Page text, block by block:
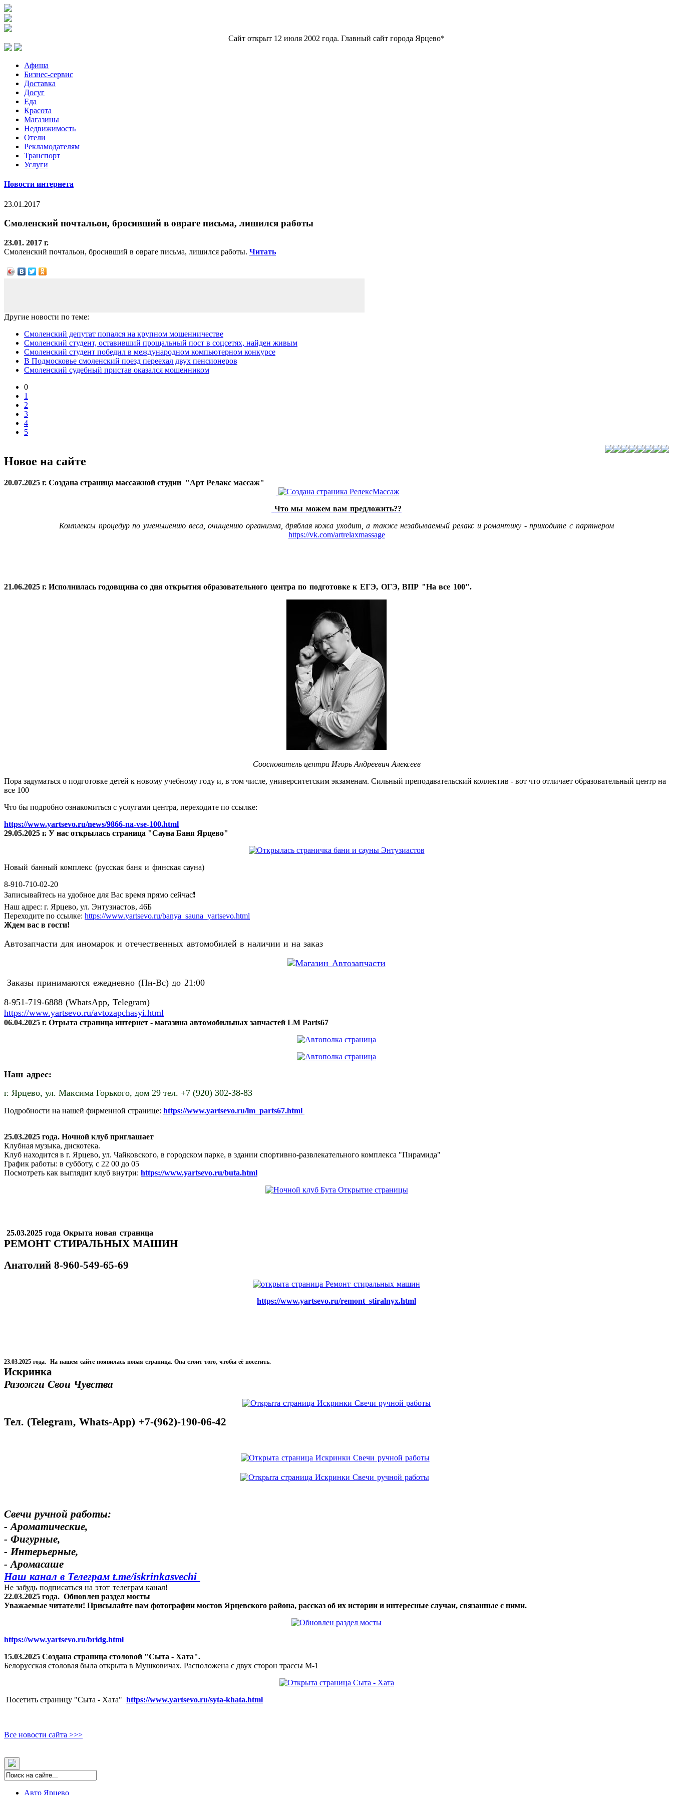
Сайт открыт 12 июля 2002 года. Главный сайт города Ярцево*
Афиша
Бизнес-сервис
Доставка
Досуг
Еда
Красота
Магазины
Недвижимость
Отели
Рекламодателям
Транспорт
Услуги
Новости интернета
23.01.2017
Смоленский почтальон, бросивший в овраге письма, лишился работы
23.01. 2017 г.
Смоленский почтальон, бросивший в овраге письма, лишился работы. Читать
Другие новости по теме:
Смоленский депутат попался на крупном мошенничестве
Смоленский студент, оставивший прощальный пост в соцсетях, найден живым
Смоленский студент победил в международном компьютерном конкурсе
В Подмосковье смоленский поезд переехал двух пенсионеров
Смоленский судебный пристав оказался мошенником
0
1
2
3
4
5
Новое на сайте
20.07.2025 г. Создана страница массажной студии "Арт Релакс массаж"
Что мы можем вам предложить??
Комплексы процедур по уменьшению веса, очищению организма, дряблая кожа уходит, а также незабываемый релакс и романтику - приходите с партнером
https://vk.com/artrelaxmassage
21.06.2025 г. Исполнилась годовщина со дня открытия образовательного центра по подготовке к ЕГЭ, ОГЭ, ВПР "На все 100".
Сооснователь центра Игорь Андреевич Алексеев
Пора задуматься о подготовке детей к новому учебному году и, в том числе, университетским экзаменам. Сильный преподавательский коллектив - вот что отличает образовательный центр на
все 100
Что бы подробно ознакомиться с услугами центра, переходите по ссылке:
https://www.yartsevo.ru/news/9866-na-vse-100.html
29.05.2025 г. У нас открылась страница "Сауна Баня Ярцево"
Новый банный комплекс (русская баня и финская сауна)
8-910-710-02-20
Записывайтесь на удобное для Вас время прямо сейчас❗️
Наш адрес: г. Ярцево, ул. Энтузиастов, 46Б
Переходите по ссылке: https://www.yartsevo.ru/banya_sauna_yartsevo.html
Ждем вас в гости!
Автозапчасти для иномарок и отечественных автомобилей в наличии и на заказ
Заказы принимаются ежедневно (Пн-Вс) до 21:00
8-951-719-6888 (WhatsApp, Telegram)
https://www.yartsevo.ru/avtozapchasyi.html
06.04.2025 г. Отрыта страница интернет - магазина автомобильных запчастей LM Parts67
Наш адрес:
г. Ярцево, ул. Максима Горького, дом 29 тел. +7 (920) 302-38-83
Подробности на нашей фирменной странице: https://www.yartsevo.ru/lm_parts67.html
25.03.2025 года. Ночной клуб приглашает
Клубная музыка, дискотека.
Клуб находится в г. Ярцево, ул. Чайковского, в городском парке, в здании спортивно-развлекательного комплекса "Пирамида"
График работы: в субботу, с 22 00 до 05
Посмотреть как выглядит клуб внутри: https://www.yartsevo.ru/buta.html
25.03.2025 года Окрыта новая страница
РЕМОНТ СТИРАЛЬНЫХ МАШИН
Анатолий 8-960-549-65-69
https://www.yartsevo.ru/remont_stiralnyx.html
23.03.2025 года. На нашем сайте появилась новая страница. Она стоит того, чтобы её посетить.
Искринка
Разожги Свои Чувства
Тел. (Telegram, Whats-App) +7-(962)-190-06-42
Свечи ручной работы:
- Ароматические,
- Фигурные,
- Интерьерные,
- Аромасаше
Наш канал в Телеграм t.me/iskrinkasvechi
Не забудь подписаться на этот телеграм канал!
22.03.2025 года. Обновлен раздел мосты
Уважаемые читатели! Присылайте нам фотографии мостов Ярцевского района, рассказ об их истории и интересные случаи, связанные с ними.
https://www.yartsevo.ru/bridg.html
15.03.2025 Создана страница столовой "Сыта - Хата".
Белорусская столовая была открыта в Мушковичах. Расположена с двух сторон трассы М-1
Посетить страницу "Сыта - Хата" https://www.yartsevo.ru/syta-khata.html
Все новости сайта >>>
Авто Ярцево